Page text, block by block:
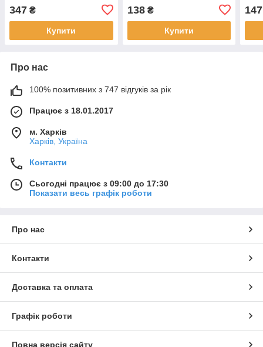
347 ₴
Купити
138₴
Купити
147
Про нас
100% позитивних з 747 відгуків за рік
Працює з 18.01.2017
м. Харків
Харків, Україна
Контакти
Сьогодні працює з 09:00 до 17:30
Показати весь графік роботи
Про нас
Контакти
Доставка та оплата
Графік роботи
Повна версія сайту